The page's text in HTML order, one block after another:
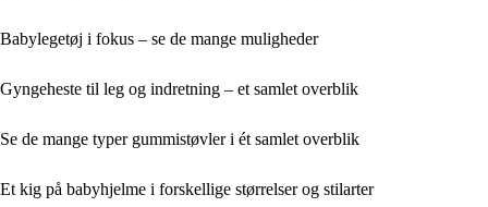
Babylegetøj i fokus – se de mange muligheder
Gyngeheste til leg og indretning – et samlet overblik
Se de mange typer gummistøvler i ét samlet overblik
Et kig på babyhjelme i forskellige størrelser og stilarter